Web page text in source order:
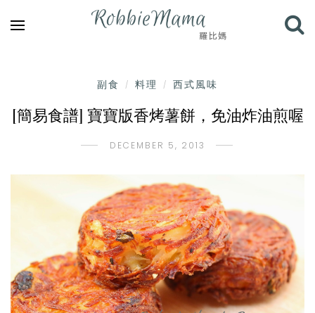
副食 / 料理 / 西式風味
[簡易食譜] 寶寶版香烤薯餅，免油炸油煎喔
DECEMBER 5, 2013